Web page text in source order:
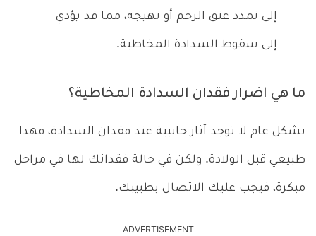
إلى تمدد عنق الرحم أو تهيجه، مما قد يؤدي
إلى سقوط السدادة المخاطية.
ما هي اضرار فقدان السدادة المخاطية؟
بشكل عام لا توجد آثار جانبية عند فقدان السدادة، فهذا
طبيعي قبل الولادة. ولكن في حالة فقدانك لها في مراحل
مبكرة، فيجب عليك الاتصال بطبيبك.
ADVERTISEMENT